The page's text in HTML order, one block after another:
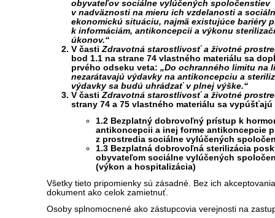
obyvateľov sociálne vylúčených spoločenstiev
v nadväznosti na mieru ich vzdelanosti a
ekonomickú situáciu, najmä existujúce bariéry
k informáciám, antikoncepcii a výkonu
úkonov.“
V častiZdravotná starostlivosť a životné
bod 1.1 na strane 74 vlastného materiálu sa
prvého odseku veta: „Do ochranného limitu na
nezarátavajú výdavky na antikoncepciu a
výdavky sa budú uhrádzať v plnej výške.“
V častiZdravotná starostlivosť a životné
strany 74 a 75 vlastného materiálu sa
1.2 Bezplatný dobrovoľný prístup k
antikoncepcii a inej forme antikoncepcie
z prostredia sociálne vylúčených
1.3 Bezplatná dobrovoľná sterilizácia
obyvateľom sociálne vylúčených
(výkon a hospitalizácia)
Všetky tieto pripomienky sú zásadné. Bez ich
dokument ako celok zamietnuť.
Osoby splnomocnené ako zástupcovia verejnosti na